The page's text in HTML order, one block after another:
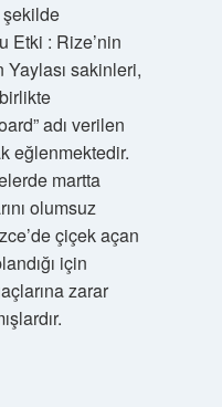
şekilde
Etki : Rize’nin
sakinleri,
adı verilen
eğlenmektedir.
martta
olumsuz
çiçek açan
için
zarar